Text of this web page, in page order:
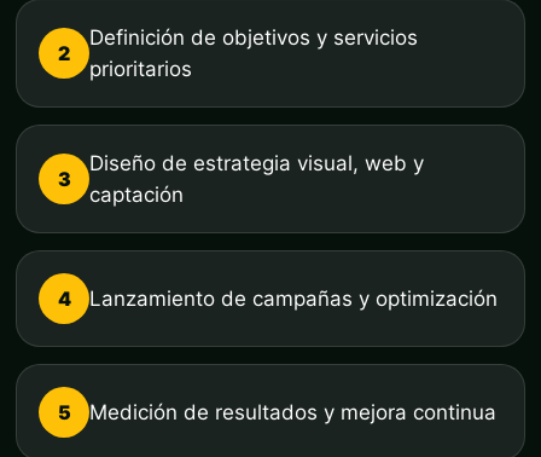
2
Definición de objetivos y servicios
prioritarios
3
Diseño de estrategia visual, web y
captación
4 Lanzamiento de campañas y optimización
5 Medición de resultados y mejora continua